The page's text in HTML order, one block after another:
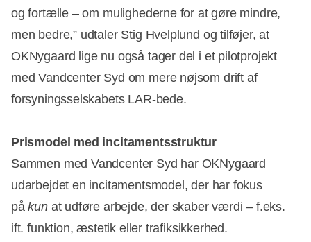
og fortælle – om mulighederne for at gøre mindre,
men bedre,” udtaler Stig Hvelplund og tilføjer, at
OKNygaard lige nu også tager del i et pilotprojekt
med Vandcenter Syd om mere nøjsom drift af
forsyningsselskabets LAR-bede.
Prismodel med incitamentsstruktur
Sammen med Vandcenter Syd har OKNygaard
udarbejdet en incitamentsmodel, der har fokus
påkunat udføre arbejde, der skaber værdi – f.eks.
ift. funktion, æstetik eller trafiksikkerhed.